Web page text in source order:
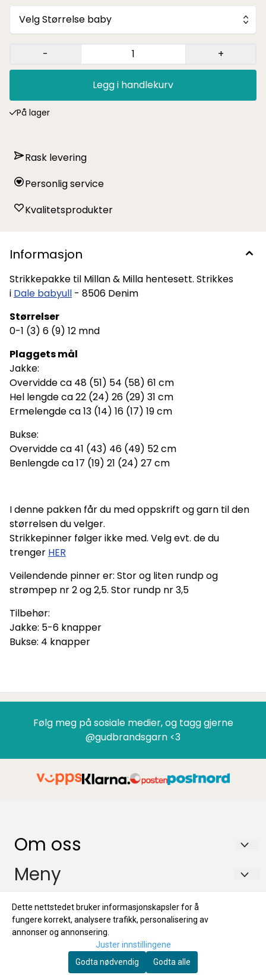
Velg Størrelse baby
- +
Legg i handlekurv
På lager
Rask levering
Personlig service
Kvalitetsprodukter
Informasjon
Strikkepakke til Millan & Milla hentesett. Strikkes
i Dale babyull - 8506 Denim
Størrelser
0-1 (3) 6 (9) 12 mnd
Plaggets mål
Jakke:
Overvidde ca 48 (51) 54 (58) 61 cm
Hel lengde ca 22 (24) 26 (29) 31 cm
Ermelengde ca 13 (14) 16 (17) 19 cm
Bukse:
Overvidde ca 41 (43) 46 (49) 52 cm
Benlengde ca 17 (19) 21 (24) 27 cm
I denne pakken får du med oppskrift og garn til den
størrelsen du velger.
Strikkepinner følger ikke med. Velg evt. de du
trenger HER
Veilendende pinner er: Stor og liten rundp og
strømpep nr 2 og 2,5. Stor rundp nr 3,5
Tilbehør:
Jakke: 5-6 knapper
Bukse: 4 knapper
Følg meg på sosiale medier, og tagg gjerne
@gudbrandsgarn <3
Om oss
GUDBRANDSGARN AS
Tromsnesvegen 29B
2634 FÅVANG
Org. nr. 934305957 MVA
+4741683744
Meny
Retur
Om GudbrandsGarn AS
Info
FAQ
Nyhetsbrev
Registrer deg for å motta nyheter og tilbud!
Dette nettstedet bruker informasjonskapsler for å
fungere korrekt, analysere trafikk, personalisering av
annonser og annonsering.
Juster innstillingene
Godta nødvendig
Godta alle